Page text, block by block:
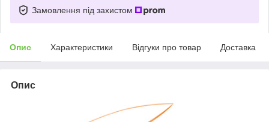
Замовлення під захистом
Опис Характеристики Відгуки про товар Доставка
Опис